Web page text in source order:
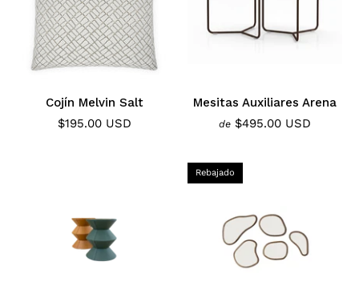
Cojín Melvin Salt
$195.00 USD
Mesitas Auxiliares Arena
de $495.00 USD
Rebajado